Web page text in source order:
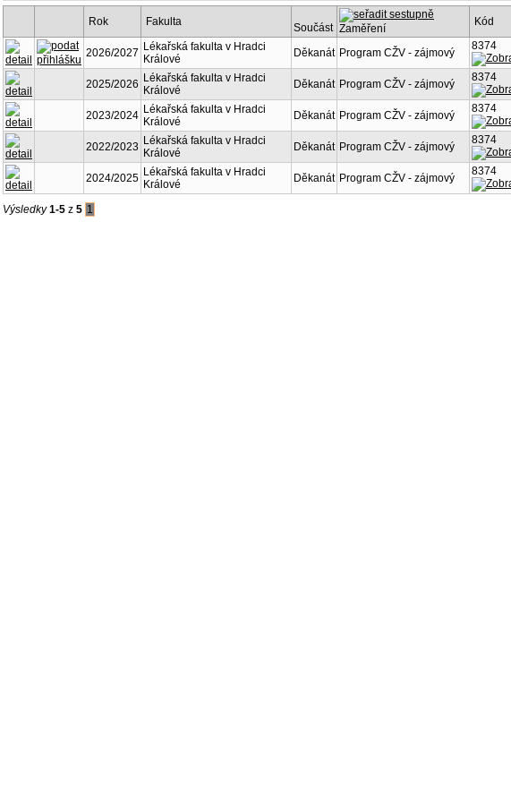
Rok Fakulta Součást Zaměření
Kód
2026/2027 Lékařská fakulta v Hradci
Králové
Děkanát Program CŽV - zájmový
8374
2025/2026 Lékařská fakulta v Hradci
Králové
Děkanát Program CŽV - zájmový
8374
2023/2024 Lékařská fakulta v Hradci
Králové
Děkanát Program CŽV - zájmový
8374
2022/2023 Lékařská fakulta v Hradci
Králové
Děkanát Program CŽV - zájmový
8374
2024/2025 Lékařská fakulta v Hradci
Králové
Děkanát Program CŽV - zájmový
8374
Výsledky1-5 z 5 1